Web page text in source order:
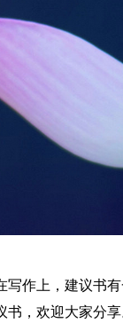
作上，建议书
，欢迎大家分享